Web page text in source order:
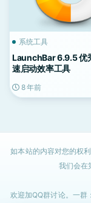
系统工具
LaunchBar 6.9.5 优
速启动效率工具
8 年前
如本站的内容对您的权
我们会在
欢迎加QQ群讨论。一